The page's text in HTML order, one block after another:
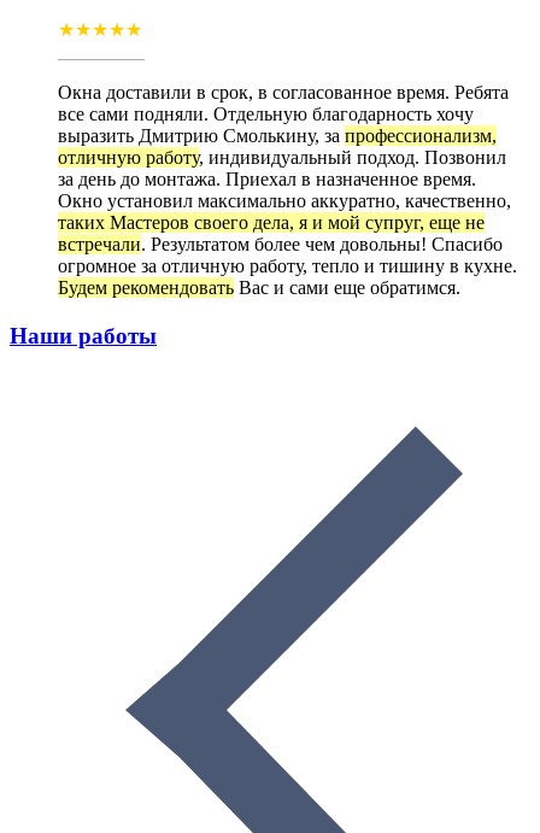
★★★★★
Окна доставили в срок, в согласованное время. Ребята
все сами подняли. Отдельную благодарность хочу
выразить Дмитрию Смолькину, за профессионализм,
отличную работу, индивидуальный подход. Позвонил
за день до монтажа. Приехал в назначенное время.
Окно установил максимально аккуратно, качественно,
таких Мастеров своего дела, я и мой супруг, еще не
встречали. Результатом более чем довольны! Спасибо
огромное за отличную работу, тепло и тишину в кухне.
Будем рекомендовать Вас и сами еще обратимся.
Наши работы